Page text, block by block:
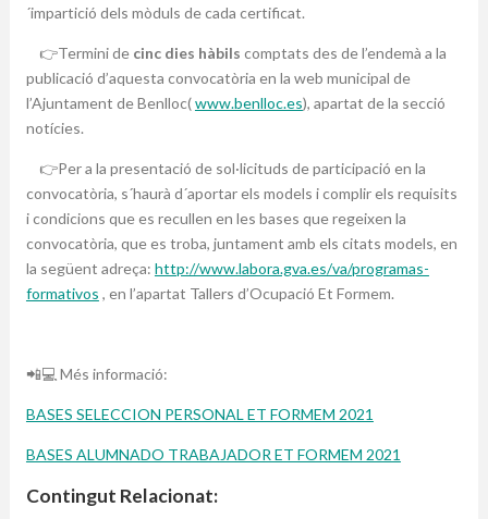
´impartició dels mòduls de cada certificat.
👉Termini de cinc dies hàbils comptats des de l’endemà a la
publicació d’aquesta convocatòria en la web municipal de
l’Ajuntament de Benlloc(www.benlloc.es), apartat de la secció
notícies.
👉Per a la presentació de sol·licituds de participació en la
convocatòria, s´haurà d´aportar els models i complir els requisits
i condicions que es recullen en les bases que regeixen la
convocatòria, que es troba, juntament amb els citats models, en
la següent adreça: http://www.labora.gva.es/va/programas-
formativos , en l’apartat Tallers d’Ocupació Et Formem.
📲💻 Més informació:
BASES SELECCION PERSONAL ET FORMEM 2021
BASES ALUMNADO TRABAJADOR ET FORMEM 2021
Contingut Relacionat: